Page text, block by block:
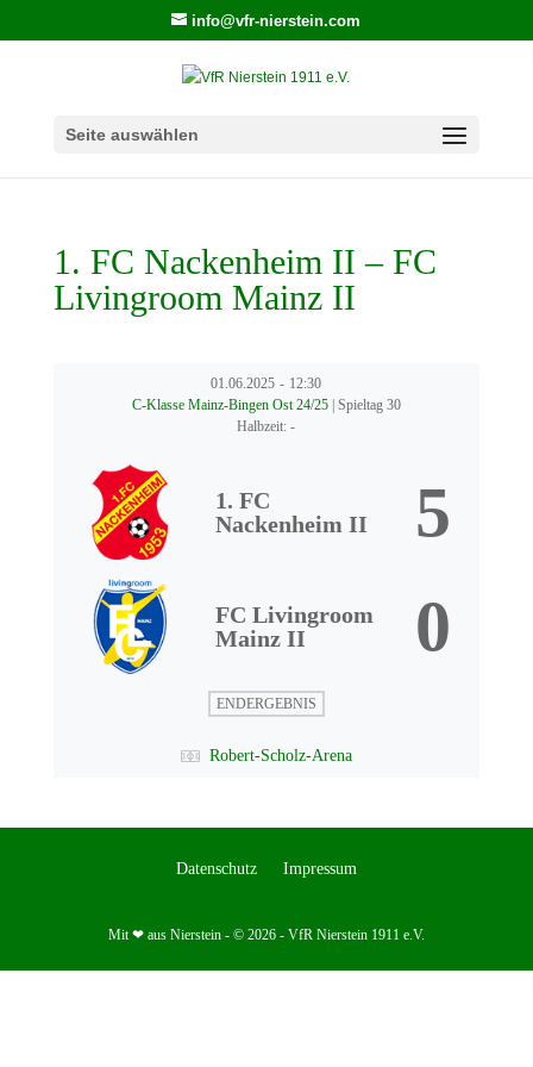
info@vfr-nierstein.com
Seite auswählen
1. FC Nackenheim II – FC
Livingroom Mainz II
01.06.2025 - 12:30
C-Klasse Mainz-Bingen Ost 24/25 | Spieltag 30
Halbzeit: -
1. FC
Nackenheim II
5
FC Livingroom
Mainz II
0
ENDERGEBNIS
Robert-Scholz-Arena
Datenschutz Impressum
Mit ❤ aus Nierstein - © 2026 - VfR Nierstein 1911 e.V.